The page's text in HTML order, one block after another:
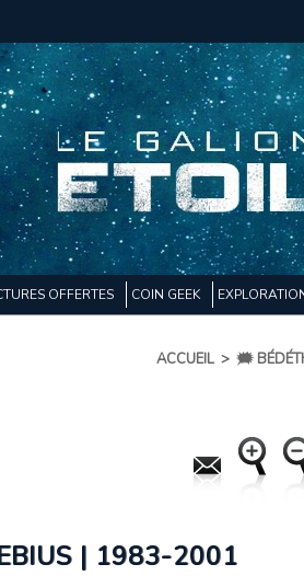
OFFERTES COIN GEEK
ACCUEIL > 🗯️
| 1983-2001